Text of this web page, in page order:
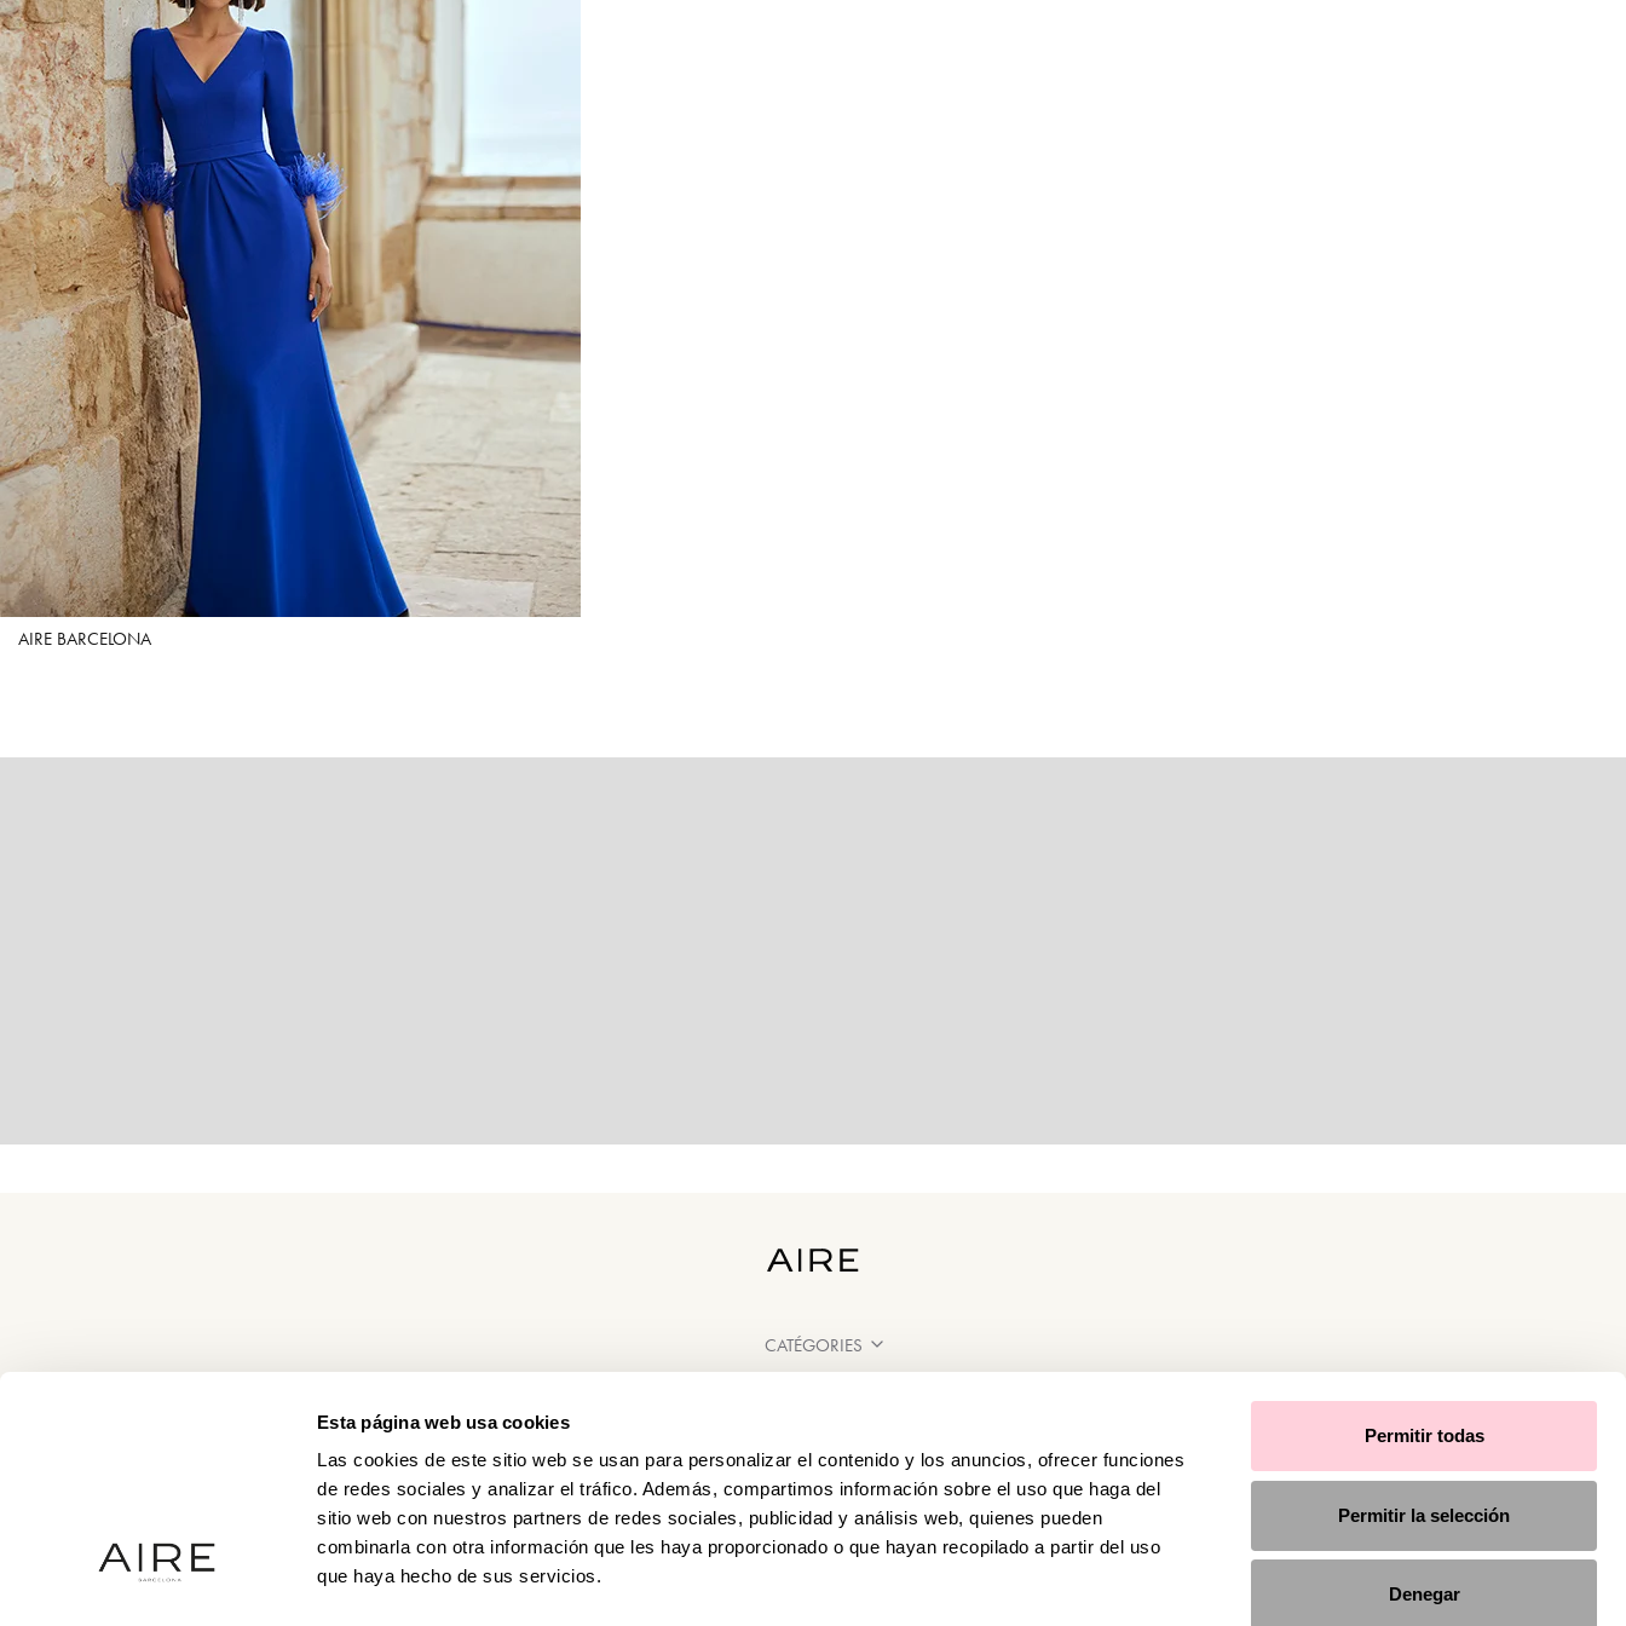
Esta página web usa cookies
Las cookies de este sitio web se usan para personalizar el contenido y los anuncios, ofrecer funciones
de redes sociales y analizar el tráfico. Además, compartimos información sobre el uso que haga del
sitio web con nuestros partners de redes sociales, publicidad y análisis web, quienes pueden
combinarla con otra información que les haya proporcionado o que hayan recopilado a partir del uso
que haya hecho de sus servicios.
Permitir todas
Permitir la selección
Denegar
AIRE BARCELONA
CATÉGORIES
POINT DE VENTE